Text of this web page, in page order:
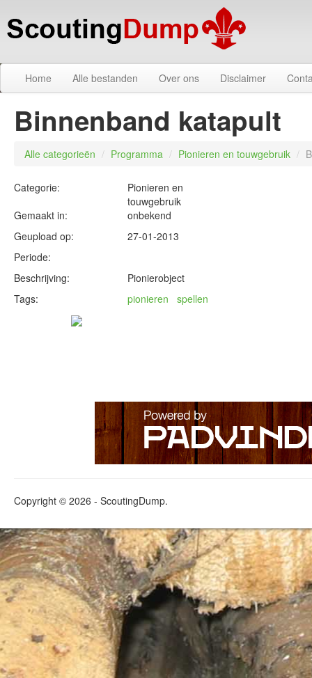
Home Alle bestanden Over ons Disclaimer
Binnenband katapult
Alle categorieën / Programma / Pionieren en touwgebruik /
Categorie:
Pionieren en
touwgebruik
Gemaakt in:
onbekend
Geupload op:
27-01-2013
Periode:
Beschrijving:
Pionierobject
Tags:
pionieren spellen
Copyright © 2026 - ScoutingDump.